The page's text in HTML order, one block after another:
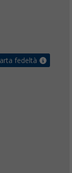
fedeltà